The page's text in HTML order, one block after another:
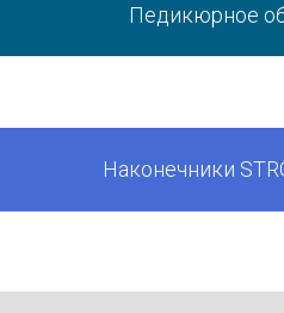
Педикюрное
Наконечники